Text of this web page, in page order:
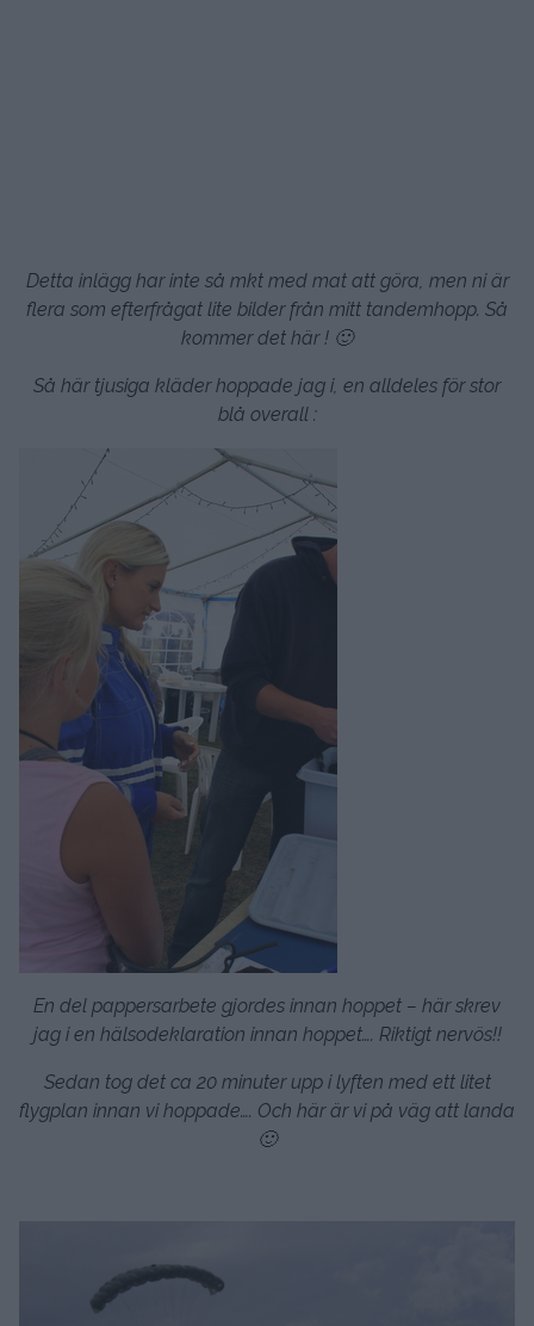
Detta inlägg har inte så mkt med mat att göra, men ni är
flera som efterfrågat lite bilder från mitt tandemhopp. Så
kommer det här ! 🙂
Så här tjusiga kläder hoppade jag i, en alldeles för stor
blå overall :
En del pappersarbete gjordes innan hoppet – här skrev
jag i en hälsodeklaration innan hoppet…. Riktigt nervös!!
Sedan tog det ca 20 minuter upp i lyften med ett litet
flygplan innan vi hoppade…. Och här är vi på väg att landa
🙂